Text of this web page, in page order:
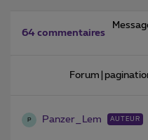
64 commentaires
P Panzer_Lem AUTEUR